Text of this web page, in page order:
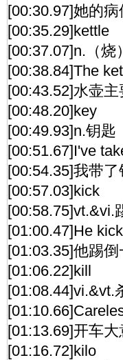
[00:30.97]她的
[00:35.29]kettle
[00:37.07]n.（烧
[00:38.84]The
[00:43.52]水壶主
[00:48.20]key
[00:49.93]n.钥匙
[00:51.67]I've
[00:54.35]我带了
[00:57.03]kick
[00:58.75]vt.&vi.
[01:00.47]He
[01:03.35]他踢倒
[01:06.22]kill
[01:08.44]vi.&vt.
[01:13.69]开车大
[01:16.72]kilo